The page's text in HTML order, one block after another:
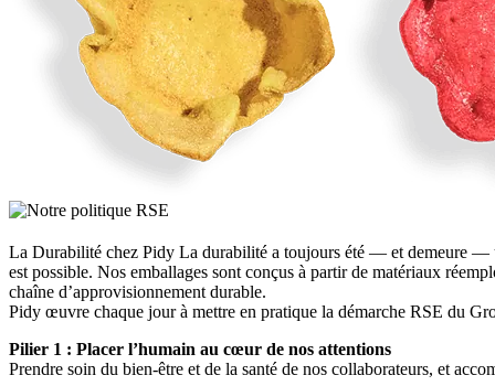
La Durabilité chez Pidy La durabilité a toujours été — et demeure —
est possible. Nos emballages sont conçus à partir de matériaux
chaîne d’approvisionnement durable.
Pidy œuvre chaque jour à mettre en pratique la démarche RSE du
Pilier 1 : Placer l’humain au cœur de nos attentions
Prendre soin du bien-être et de la santé de nos collaborateurs, et